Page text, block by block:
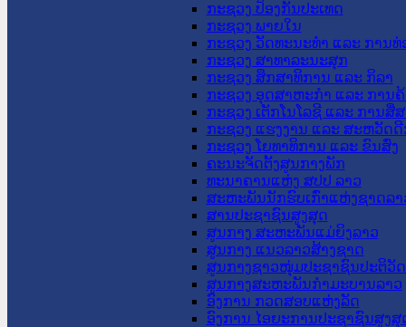
ກະຊວງ ປ້ອງກັນປະເທດ
ກະຊວງ ພາຍໃນ
ກະຊວງ ວັດທະນະທຳ ແລະ ການທ່
ກະຊວງ ສາທາລະນະສຸກ
ກະຊວງ ສຶກສາທິການ ແລະ ກິລາ
ກະຊວງ ອຸດສາຫະກຳ ແລະ ການຄ້
ກະຊວງ ເຕັກໂນໂລຊີ ແລະ ການສື່
ກະຊວງ ແຮງງານ ແລະ ສະຫວັດ
ກະຊວງ ໂຍທາທິການ ແລະ ຂົນສົ່ງ
ຄະນະຈັດຕັ້ງສູນກາງພັກ
ທະນາຄານແຫ່ງ ສປປ ລາວ
ສະຫະພັນນັກຮົບເກົ່າແຫ່ງຊາດລາ
ສານປະຊາຊົນສູງສຸດ
ສູນກາງ ສະຫະພັນແມ່ຍິງລາວ
ສູນກາງ ແນວລາວສ້າງຊາດ
ສູນກາງຊາວໜຸ່ມປະຊາຊົນປະຕິວັ
ສູນກາງສະຫະພັນກຳມະບານລາວ
ອົງການ ກວດສອບແຫ່ງລັດ
ອົງການ ໄອຍະການປະຊາຊົນສູງສຸ